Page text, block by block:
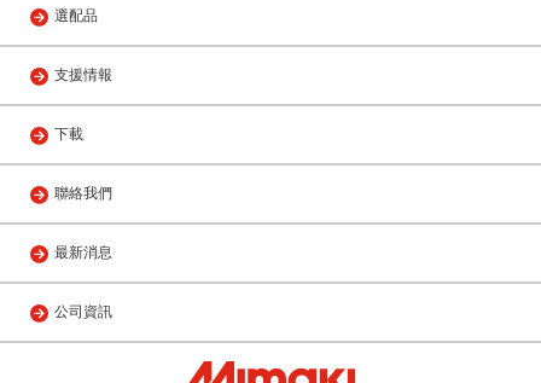
選配品
支援情報
下載
聯絡我們
最新消息
公司資訊